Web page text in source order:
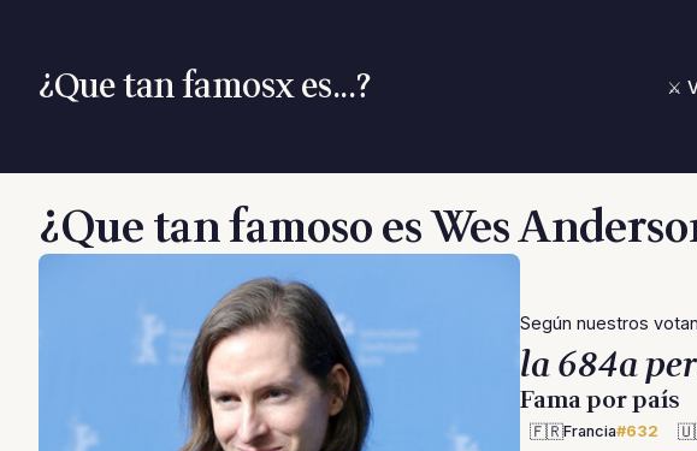
¿Que tan famosx es...? ⚔️
¿Que tan famoso es Wes
Según nuestros
la 684a
Fama por país
🇫🇷Francia#632